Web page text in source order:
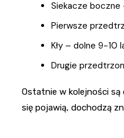
Siekacze
Pierwsze
Kły – dolne 9-10
Drugie
Ostatnie w kolejności są
się pojawią, dochodzą